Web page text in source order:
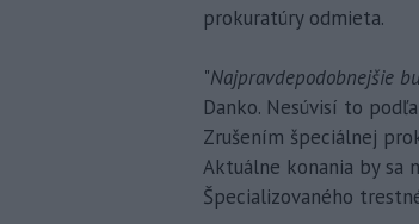
prokuratúry odmieta.
"Najpravdepodobnejšie
Danko. Nesúvisí to
Zrušením špeciálnej
Aktuálne konania by sa
Špecializovaného